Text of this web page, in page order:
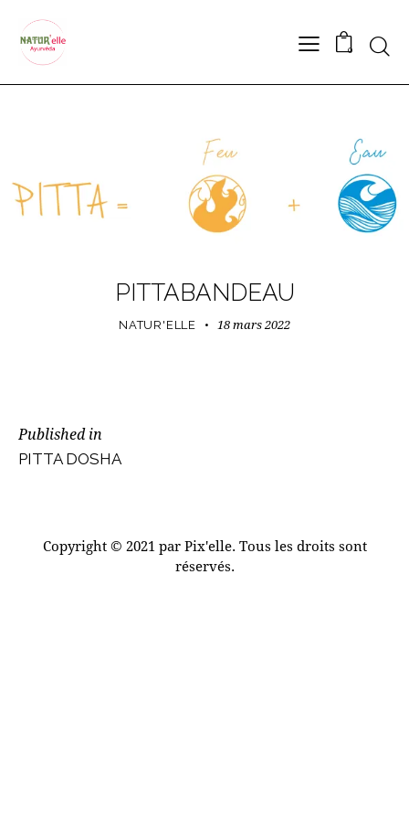
0
PITTABANDEAU
NATUR'ELLE 18 mars 2022
NAVIGATION
DE
Published in
Previous
PITTA DOSHA
Copyright © 2021 par Pix'elle. Tous les droits sont
réservés.